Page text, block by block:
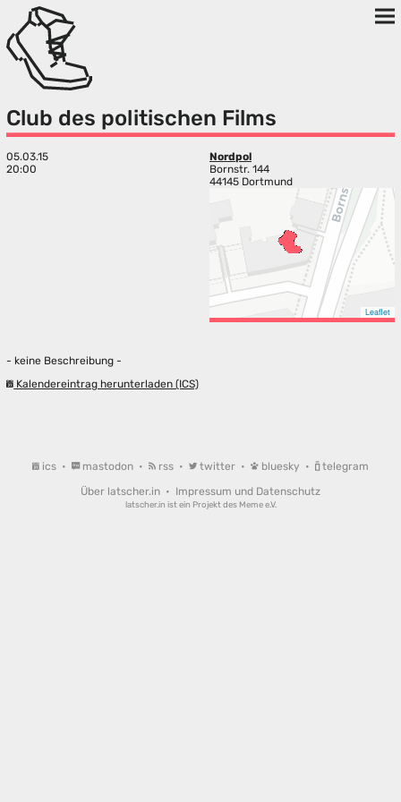
Club des politischen Films
05.03.15
20:00
Nordpol
Bornstr. 144
44145 Dortmund
Leaflet
- keine Beschreibung -
Kalendereintrag herunterladen (ICS)
ics • mastodon • rss • twitter • bluesky •
telegram
Über latscher.in • Impressum und Datenschutz
latscher.in ist ein Projekt des Meme e.V.